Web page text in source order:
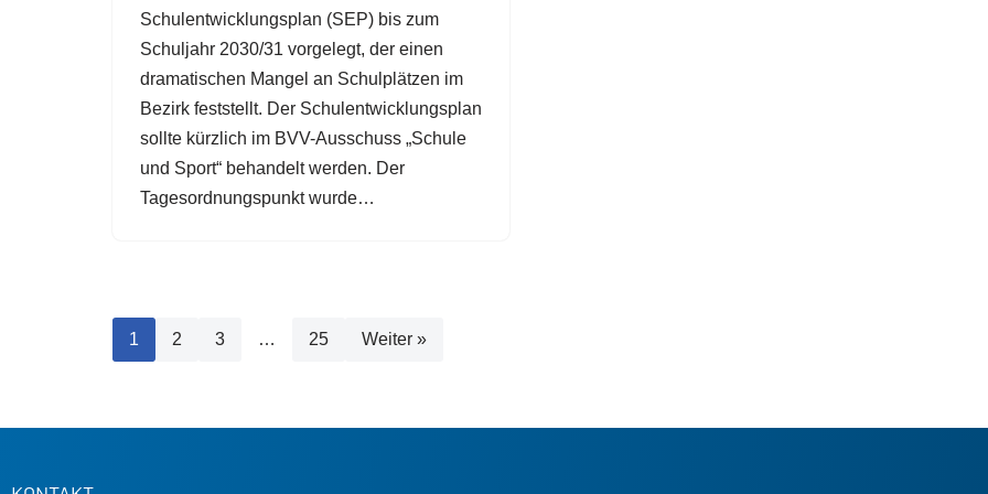
Schulentwicklungsplan (SEP) bis zum
Schuljahr 2030/31 vorgelegt, der einen
dramatischen Mangel an Schulplätzen im
Bezirk feststellt. Der Schulentwicklungsplan
sollte kürzlich im BVV-Ausschuss „Schule
und Sport“ behandelt werden. Der
Tagesordnungspunkt wurde…
1 2 3 … 25 Weiter »